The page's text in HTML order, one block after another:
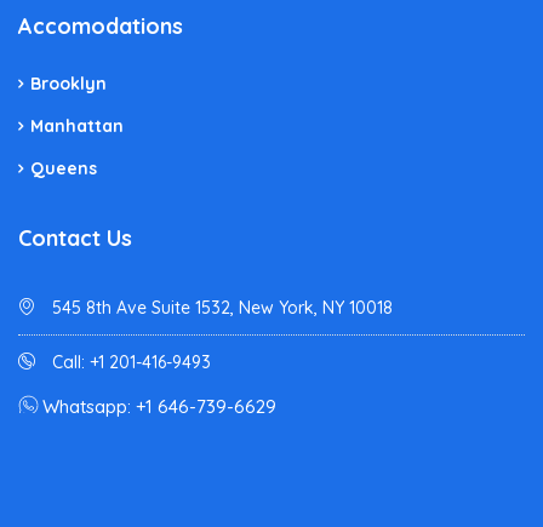
Accomodations
Brooklyn
Manhattan
Queens
Contact Us
545 8th Ave Suite 1532, New York, NY 10018
Call: +1 201-416-9493
Whatsapp: +1 646-739-6629